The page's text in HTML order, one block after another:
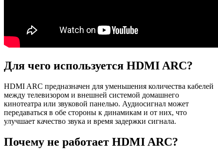
Для чего используется HDMI ARC?
HDMI ARC предназначен для уменьшения количества кабелей
между телевизором и внешней системой домашнего
кинотеатра или звуковой панелью. Аудиосигнал может
передаваться в обе стороны к динамикам и от них, что
улучшает качество звука и время задержки сигнала.
Почему не работает HDMI ARC?